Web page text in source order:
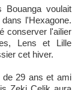
voulait
l'Hexagone.
conserver l'ailier
Lens et Lille
cet hiver.
de 29 ans et ami